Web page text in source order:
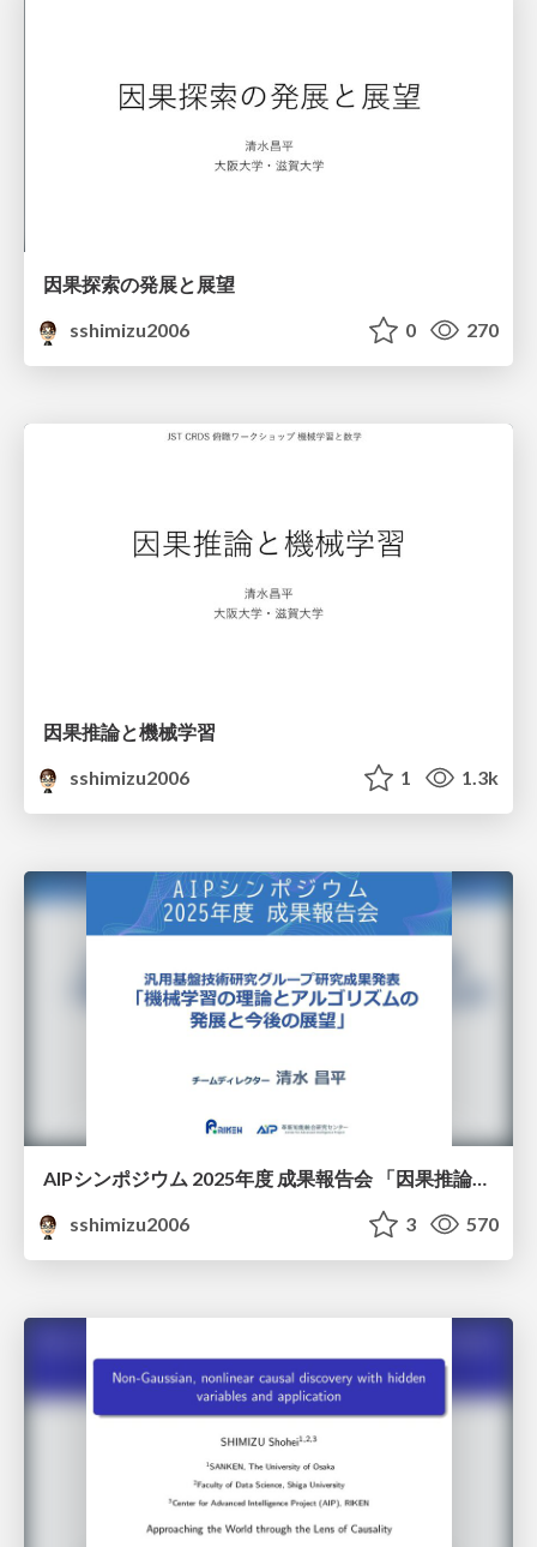
因果探索の発展と展望
sshimizu2006
0 270
因果推論と機械学習
sshimizu2006
1 1.3k
AIPシンポジウム 2025年度 成果報告会 「因果推論チーム」
sshimizu2006
3 570